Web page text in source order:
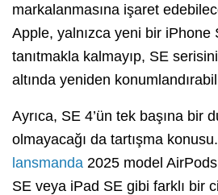
markalanmasına işaret
Apple, yalnızca yeni bir iPhone
tanıtmakla kalmayıp, SE
altında yeniden
Ayrıca, SE 4’ün tek başına bir
olmayacağı da tartışma
lansmanda 2025 model
SE veya iPad SE gibi farklı bir